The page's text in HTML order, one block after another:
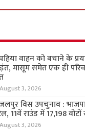
वाहन को बचाने के
मासूम समेत एक ही
August 3, 2026
विस उपचुनाव :
11वें राउंड में 17,198
August 3, 2026